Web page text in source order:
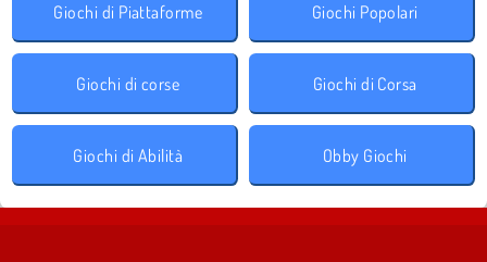
Giochi di Piattaforme Giochi Popolari
Giochi di corse Giochi di Corsa
Giochi di Abilità Obby Giochi